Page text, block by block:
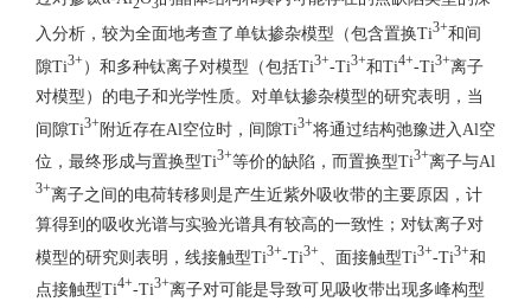
2 3
入分析，较为全面地考查了单钛掺杂模型（包含置换Ti3+和间
隙Ti3+ ）和多种钛离子对模型（包括Ti3+-Ti3+和Ti4+-Ti3+离子
对模型）的电子和光学性质。对单钛掺杂模型的研究表明，当
间隙Ti3+ 附近存在Al空位时，间隙Ti3+将通过结构弛豫进入Al空
位，最终形成与置换型Ti3+等价的缺陷，而置换型Ti3+离子与Al
3+离子之间的电荷转移则是产生近紫外吸收带的主要原因，计
算得到的吸收光谱与实验光谱具有较高的一致性；对钛离子对
模型的研究则表明，线接触型Ti3+-Ti3+ 、面接触型Ti3+-Ti3+和
点接触型Ti4+-Ti3+离子对可能是导致可见吸收带出现多峰构型